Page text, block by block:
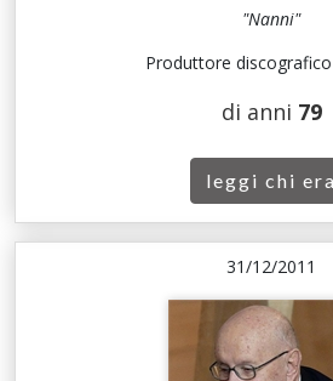
"Nanni"
Produttore
di anni 79
leggi chi era
31/12/2011